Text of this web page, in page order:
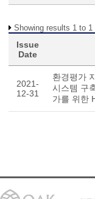
Showing results 1 to 1
Issue
Date
2021-
12-31
환경평가
시스템 구
가를 위한